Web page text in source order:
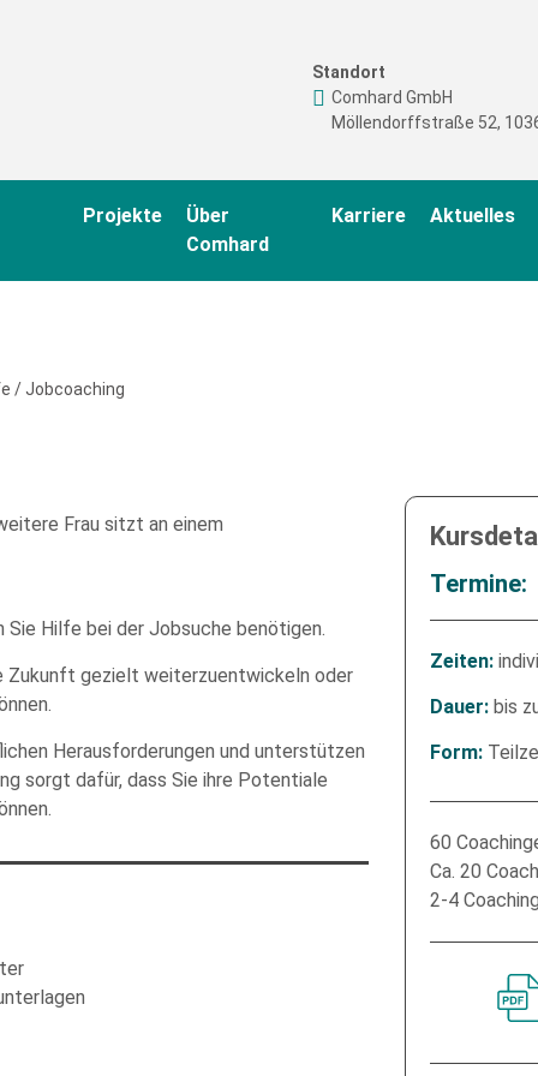
Standort
Comhard GmbH
Möllendorffstraße 52,
Projekte
Über
Comhard
Karriere Aktuelles
/ Jobcoaching
Sie Hilfe bei der Jobsuche benötigen.
Zukunft gezielt weiterzuentwickeln oder
Herausforderungen und unterstützen
sorgt dafür, dass Sie ihre Potentiale
Termine:
Zeiten:
Dauer: bis
Form:
60
Ca. 20
2-4
leave
this
genommen und stimme der elektronischen Erhebung und Speicherung